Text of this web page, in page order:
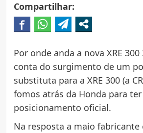
Compartilhar:
Por onde anda a nova XRE 300
conta do surgimento de um
substituta para a XRE 300 (a
fomos atrás da Honda para
posicionamento oficial.
Na resposta a maio